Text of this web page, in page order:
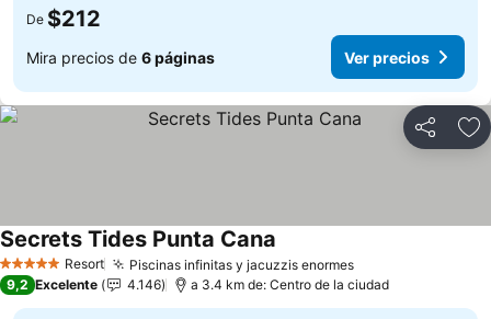
De $212
Mira precios de 6 páginas Ver precios
Compartir
5 Estrellas Resort Piscinas infinitas y jacuzzis enormes
Secrets Tides Punta Cana
9,2 Excelente 4.146 a 3.4 km de: Centro de la ciudad